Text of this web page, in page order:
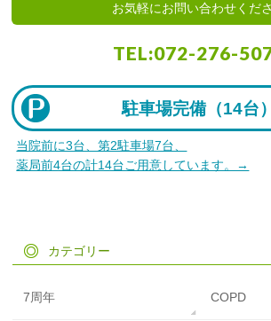
お気軽にお問い合わせくだ
TEL:072-276-
駐車場完備（14台）
当院前に3台、第2駐車場7台、
薬局前4台の計14台ご用意しています。→
カテゴリー
7周年 COPD